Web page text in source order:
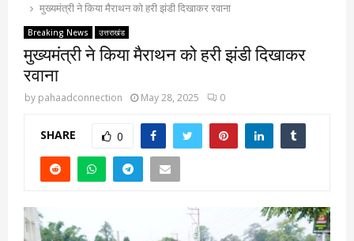
मुख्यमंत्री ने किया मैराथन को हरी झंडी दिखाकर रवाना
Breaking News उत्तराखंड
मुख्यमंत्री ने किया मैराथन को हरी झंडी दिखाकर
रवाना
by pahaadconnection May 28, 2025 0
SHARE 0